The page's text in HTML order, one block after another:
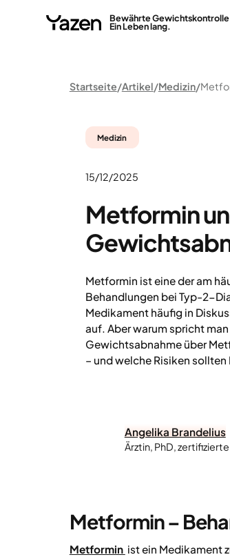
Bewährte
Ein Leben lang.
Startseite Artikel Medizin
Medizin
15/12/2025
Metformin
Metformin ist eine der am
Behandlungen bei Typ-2-
Medikament häufig in
auf. Aber warum spricht
Gewichtsabnahme über
– und welche Risiken
Angelika Brandelius
Ärztin, PhD,
Metformin –
Metformin ist ein Medikament